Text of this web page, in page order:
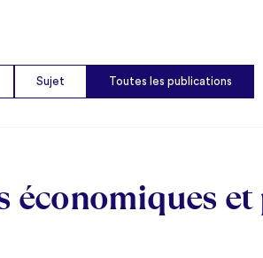
Sujet Toutes les publications
économiques